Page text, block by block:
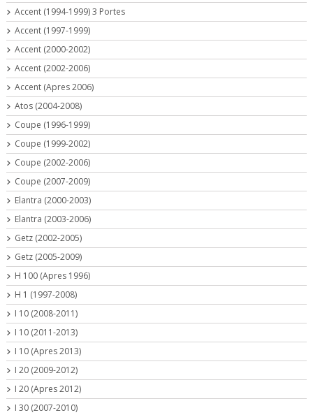
Accent (1994-1999) 3 Portes
Accent (1997-1999)
Accent (2000-2002)
Accent (2002-2006)
Accent (Apres 2006)
Atos (2004-2008)
Coupe (1996-1999)
Coupe (1999-2002)
Coupe (2002-2006)
Coupe (2007-2009)
Elantra (2000-2003)
Elantra (2003-2006)
Getz (2002-2005)
Getz (2005-2009)
H 100 (Apres 1996)
H 1 (1997-2008)
I 10 (2008-2011)
I 10 (2011-2013)
I 10 (Apres 2013)
I 20 (2009-2012)
I 20 (Apres 2012)
I 30 (2007-2010)